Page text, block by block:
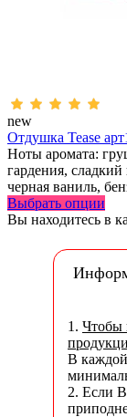
new
Отдушка Tease
Ноты аромата:
гардения,
черная ваниль,
Выбрать опции
Вы находитесь в
1. Чтобы
В
2. Если